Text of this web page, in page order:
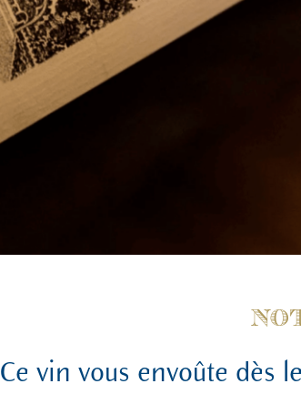
Ce vin vous envoûte dès